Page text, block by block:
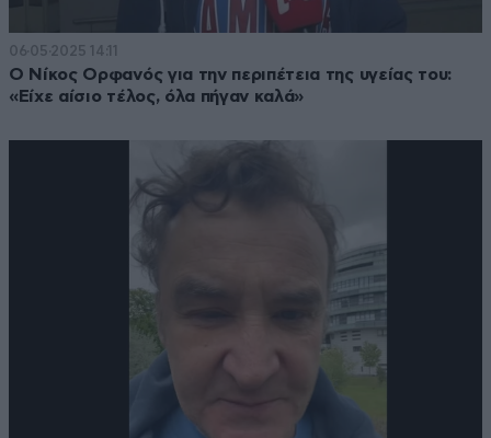
06·05·2025 14:11
Ο Νίκος Ορφανός για την περιπέτεια της υγείας του:
«Είχε αίσιο τέλος, όλα πήγαν καλά»